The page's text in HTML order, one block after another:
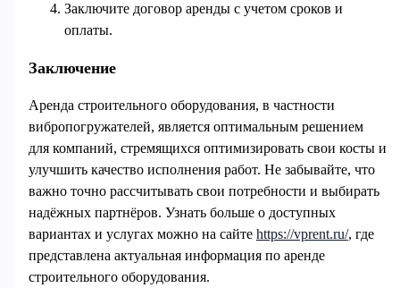
Заключите договор аренды с учетом сроков и
оплаты.
Заключение
Аренда строительного оборудования, в частности
вибропогружателей, является оптимальным решением
для компаний, стремящихся оптимизировать свои косты и
улучшить качество исполнения работ. Не забывайте, что
важно точно рассчитывать свои потребности и выбирать
надёжных партнёров. Узнать больше о доступных
вариантах и услугах можно на сайте https://vprent.ru/, где
представлена актуальная информация по аренде
строительного оборудования.